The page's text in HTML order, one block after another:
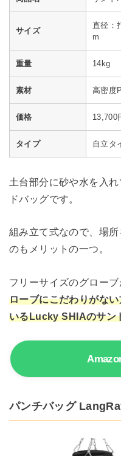
サイズ
直径：
m
重量 14kg
素材 高密度
価格 13,700
タイプ 自立タ
土台部分に砂や水を入
ドバッグです。
組み立て式なので、場
のもメリットの一つ。
フリーサイズのグローブ
ローブにこだわりがな
いるLucky SHIAのサン
パンチバッグ